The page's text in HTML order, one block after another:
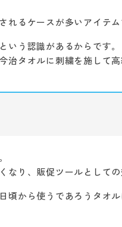
るケースが多いアイテム
う認識があるからです。
タオルに刺繍を施して
り、販促ツールとしての
から使うであろうタオル